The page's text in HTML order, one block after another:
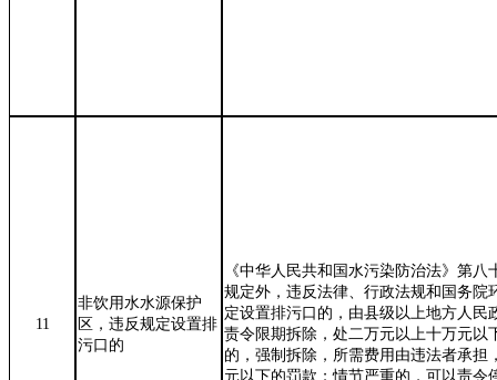
11
非饮用水水源保护
区，违反规定设置排
污口的
《中华人民共和国水污染防治法》第
规定外，违反法律、行政法规和国务院
定设置排污口的，由县级以上地方人民
责令限期拆除，处二万元以上十万元以
的，强制拆除，所需费用由违法者承担
元以下的罚款；情节严重的，可以责令